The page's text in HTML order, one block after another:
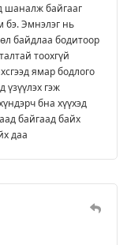
шаналж байгааг
бэ. Эмнэлэг нь
байдлаа бодитоор
тоохгүй
ямар бодлого
гэж
бна хүүхэд
байгаад байх
даа